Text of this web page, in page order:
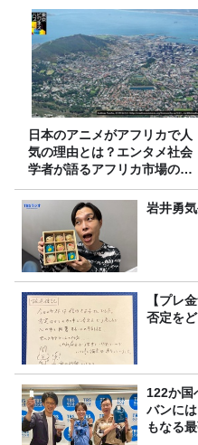
日本のアニメがアフリカで人
気の理由とは？エンタメ社会
学者が語るアフリカ市場のリ
アル
岩井勇
【プレ
否定をど
122か国
バンに
もなる